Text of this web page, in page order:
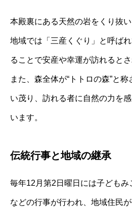
本殿裏にある天然の岩をくり抜
地域では「三産くぐり」と呼ば
ることで安産や幸運が訪れるとさ
また、森全体が“トトロの森”と
い茂り、訪れる者に自然の力を
います。
伝統行事と地域の継承
毎年12月第2日曜日には子どもみ
などの行事が行われ、地域住民